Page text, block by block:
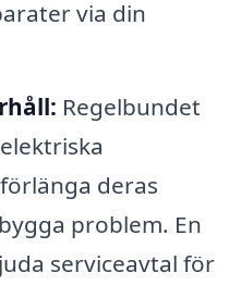
via din
Regelbundet
deras
problem. En
serviceavtal för